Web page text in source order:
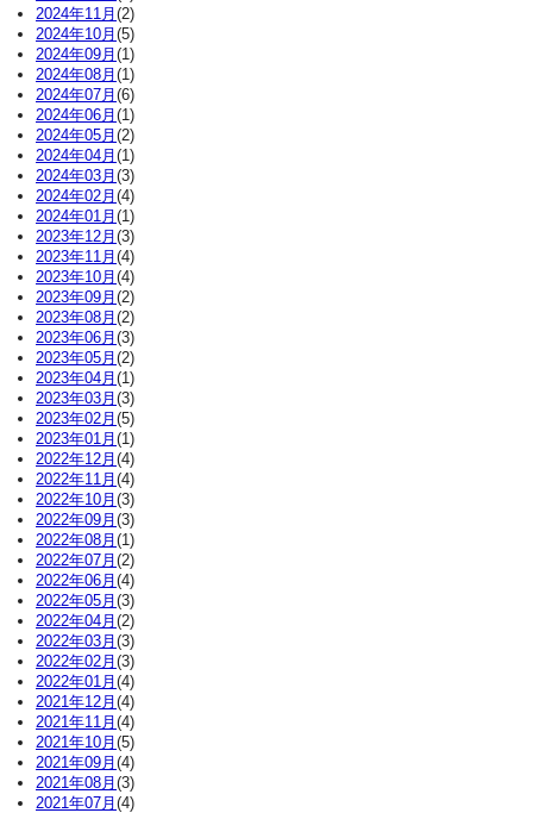
2024年11月 (2)
2024年10月 (5)
2024年09月 (1)
2024年08月 (1)
2024年07月 (6)
2024年06月 (1)
2024年05月 (2)
2024年04月 (1)
2024年03月 (3)
2024年02月 (4)
2024年01月 (1)
2023年12月 (3)
2023年11月 (4)
2023年10月 (4)
2023年09月 (2)
2023年08月 (2)
2023年06月 (3)
2023年05月 (2)
2023年04月 (1)
2023年03月 (3)
2023年02月 (5)
2023年01月 (1)
2022年12月 (4)
2022年11月 (4)
2022年10月 (3)
2022年09月 (3)
2022年08月 (1)
2022年07月 (2)
2022年06月 (4)
2022年05月 (3)
2022年04月 (2)
2022年03月 (3)
2022年02月 (3)
2022年01月 (4)
2021年12月 (4)
2021年11月 (4)
2021年10月 (5)
2021年09月 (4)
2021年08月 (3)
2021年07月 (4)